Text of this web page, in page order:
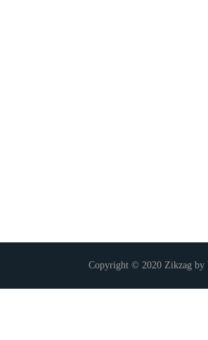
Copyright © 2020 Zikzag by